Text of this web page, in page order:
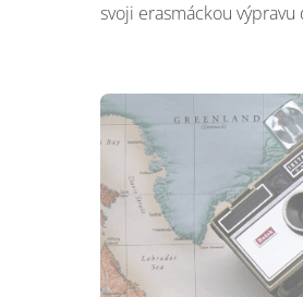
svoji erasmáckou